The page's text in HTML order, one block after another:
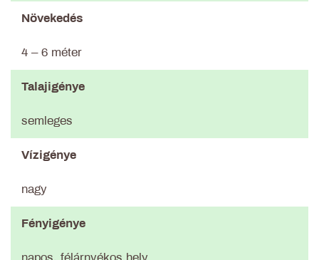
Növekedés
4 – 6 méter
Talajigénye
semleges
Vízigénye
nagy
Fényigénye